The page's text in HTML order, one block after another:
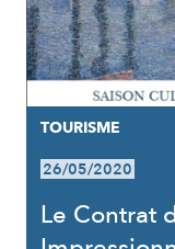
TOURISME
26/05/2020
Le Contrat